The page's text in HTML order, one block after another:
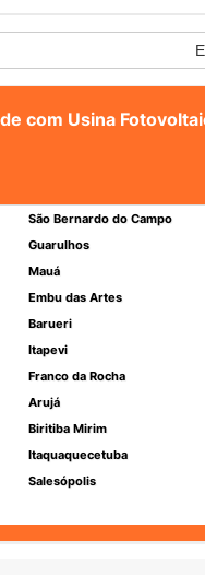
com Usina
São Bernardo do Campo
Guarulhos
Mauá
Embu das Artes
Barueri
Itapevi
Franco da Rocha
Arujá
Biritiba Mirim
Itaquaquecetuba
Salesópolis